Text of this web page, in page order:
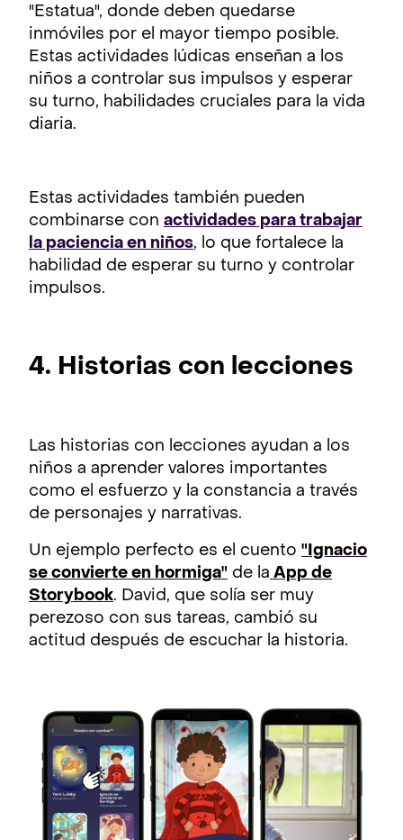
"Estatua", donde deben quedarse
inmóviles por el mayor tiempo posible.
Estas actividades lúdicas enseñan a los
niños a controlar sus impulsos y esperar
su turno, habilidades cruciales para la vida
diaria.
Estas actividades también pueden
combinarse con actividades para trabajar
la paciencia en niños, lo que fortalece la
habilidad de esperar su turno y controlar
impulsos.
4. Historias con lecciones
Las historias con lecciones ayudan a los
niños a aprender valores importantes
como el esfuerzo y la constancia a través
de personajes y narrativas.
Un ejemplo perfecto es el cuento "Ignacio
se convierte en hormiga" de la App de
Storybook. David, que solía ser muy
perezoso con sus tareas, cambió su
actitud después de escuchar la historia.